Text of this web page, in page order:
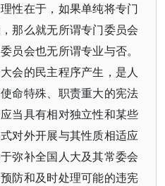
性在于，如果单纯将专门
那么就无所谓专门委员会
员会也无所谓专业与否。
会的民主程序产生，是人
命特殊、职责重大的宪法
当具有相对独立性和某些
对外开展与其性质相适应
弥补全国人大及其常委会
防和及时处理可能的违宪